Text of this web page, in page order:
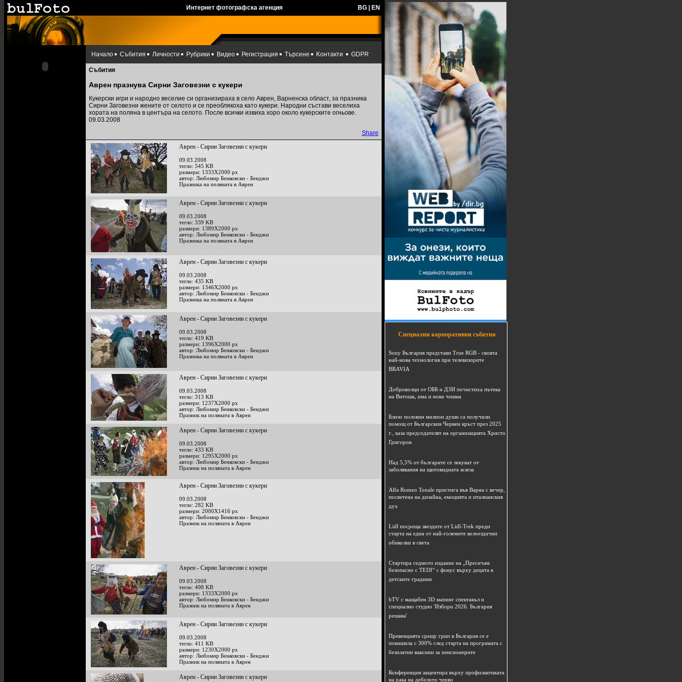
Интернет фотографска агенция BG EN
Начало Събития Личности Рубрики Видео Регистрация Търсене Kонтакти GDPR
Събития
Аврен празнува Сирни Заговезни с кукери
Кукерски игри и народно веселие си организираха в село Аврен, Варненска област, за празника
Сирни Заговезни жените от селото и се преоблякоха като кукери. Народни състави веселиха
хората на поляна в центъра на селото. После всички извиха хоро около кукерските огньове.
09.03.2008
Share
Аврен - Сирни Заговезни с кукери
09.03.2008
тегло: 545 KB
размери: 1333X2000 px
автор: Любомир Бенковски - Бенджи
Празника на поляната в Аврен
Аврен - Сирни Заговезни с кукери
09.03.2008
тегло: 339 KB
размери: 1389X2000 px
автор: Любомир Бенковски - Бенджи
Празника на поляната в Аврен
Аврен - Сирни Заговезни с кукери
09.03.2008
тегло: 435 KB
размери: 1346X2000 px
автор: Любомир Бенковски - Бенджи
Празника на поляната в Аврен
Аврен - Сирни Заговезни с кукери
09.03.2008
тегло: 419 KB
размери: 1396X2000 px
автор: Любомир Бенковски - Бенджи
Празника на поляната в Аврен
Аврен - Сирни Заговезни с кукери
09.03.2008
тегло: 313 KB
размери: 1237X2000 px
автор: Любомир Бенковски - Бенджи
Празник на поляната в Аврен
Аврен - Сирни Заговезни с кукери
09.03.2008
тегло: 433 KB
размери: 1295X2000 px
автор: Любомир Бенковски - Бенджи
Празник на поляната в Аврен
Аврен - Сирни Заговезни с кукери
09.03.2008
тегло: 282 KB
размери: 2000X1416 px
автор: Любомир Бенковски - Бенджи
Празник на поляната в Аврен
Аврен - Сирни Заговезни с кукери
09.03.2008
тегло: 498 KB
размери: 1333X2000 px
автор: Любомир Бенковски - Бенджи
Празник на поляната в Аврен
Аврен - Сирни Заговезни с кукери
09.03.2008
тегло: 411 KB
размери: 1230X2000 px
автор: Любомир Бенковски - Бенджи
Празник на поляната в Аврен
Аврен - Сирни Заговезни с кукери
Специални корпоративни събития
Sony България представи True RGB - своята
най-нова технология при телевизорите
BRAVIA
Доброволци от ОББ и ДЗИ почистиха пътека
на Витоша, има и нова чешма
Близо половин милион души са получили
помощ от Българския Червен кръст през 2025
г., каза председателят на организацията Христо
Григоров
Над 5,5% от българите се лекуват от
заболявания на щитовидната жлеза
Alfa Romeo Tonale пристига във Варна с вечер,
посветена на дизайна, емоцията и италианския
дух
Lidl посреща звездите от Lidl-Trek преди
старта на една от най-големите колоездачни
обиколки в света
Стартира седмото издание на „Пресичам
безопасно с TEDI“ с фокус върху децата в
детските градини
bTV с мащабен 3D мапинг спектакъл и
специално студио 'Избори 2026. България
решава'
Превенцията срещу грип в България се е
повишила с 300% след старта на програмата с
безплатни ваксини за пенсионерите
Конференция акцентира върху профилактиката